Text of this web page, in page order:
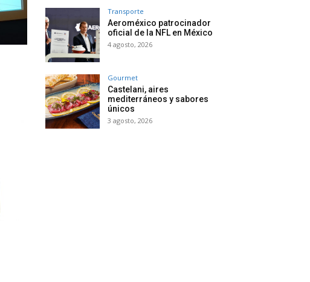
Transporte
Aeroméxico patrocinador
oficial de la NFL en México
4 agosto, 2026
Gourmet
Castelani, aires
mediterráneos y sabores
únicos
3 agosto, 2026